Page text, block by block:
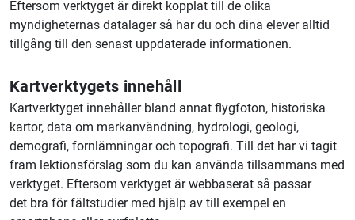
Eftersom verktyget är direkt kopplat till de olika
myndigheternas datalager så har du och dina elever alltid
tillgång till den senast uppdaterade informationen.
Kartverktygets innehåll
Kartverktyget innehåller bland annat flygfoton, historiska
kartor, data om markanvändning, hydrologi, geologi,
demografi, fornlämningar och topografi. Till det har vi tagit
fram lektionsförslag som du kan använda tillsammans med
verktyget. Eftersom verktyget är webbaserat så passar
det bra för fältstudier med hjälp av till exempel en